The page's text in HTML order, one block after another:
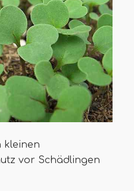
kleinen
vor Schädlingen